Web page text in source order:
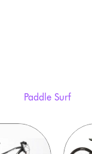
Paddle Surf